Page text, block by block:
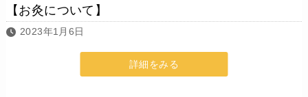
【お灸について】
2023年1月6日
詳細をみる